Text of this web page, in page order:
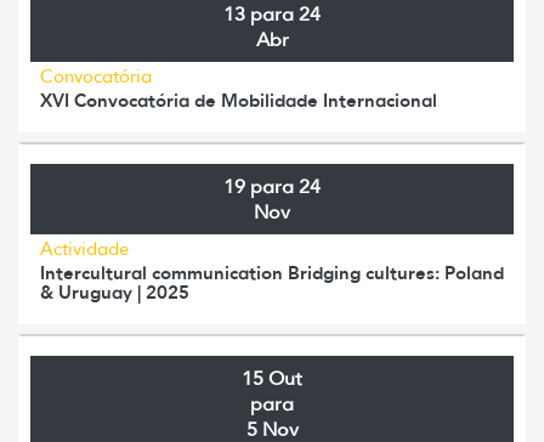
13 para 24
Abr
Convocatória
XVI Convocatória de Mobilidade Internacional
19 para 24
Nov
Actividade
Intercultural communication Bridging cultures: Poland
& Uruguay | 2025
15 Out
para
5 Nov